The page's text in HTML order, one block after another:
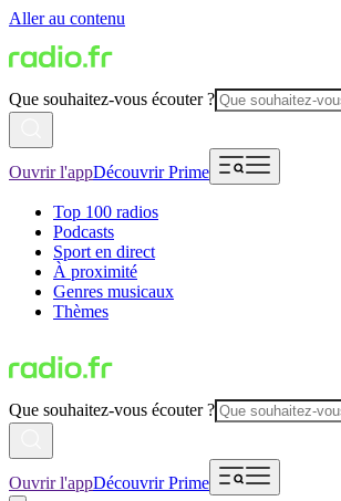
Aller au contenu
Que souhaitez-vous écouter ?
Ouvrir l'appDécouvrir Prime
Top 100 radios
Podcasts
Sport en direct
À proximité
Genres musicaux
Thèmes
Que souhaitez-vous écouter ?
Ouvrir l'appDécouvrir Prime